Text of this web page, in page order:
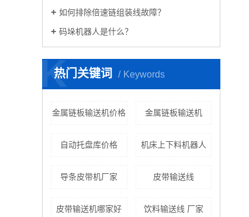
如何排除倍速链组装线故障？
码垛机器人是什么？
热门关键词 Keywords
K
金属链板输送机价格 金属链板输送机
自动托盘库价格 机床上下料机器人
导条皮带机厂家 皮带输送线
皮带输送机哪家好 饮料输送线 厂家